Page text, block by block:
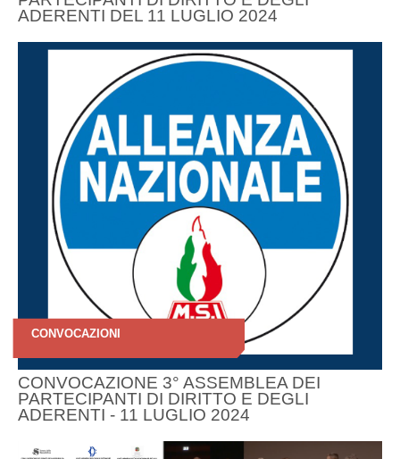
ADERENTI DEL 11 LUGLIO 2024
CONVOCAZIONI
CONVOCAZIONE 3° ASSEMBLEA DEI
PARTECIPANTI DI DIRITTO E DEGLI
ADERENTI - 11 LUGLIO 2024